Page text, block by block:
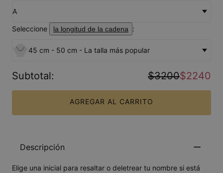
A
Seleccione la longitud de la cadena :
45 cm - 50 cm - La talla más popular
Subtotal: $3200$2240
AGREGAR AL CARRITO
Descripción
Elige una inicial para resaltar o deletrear tu nombre si está